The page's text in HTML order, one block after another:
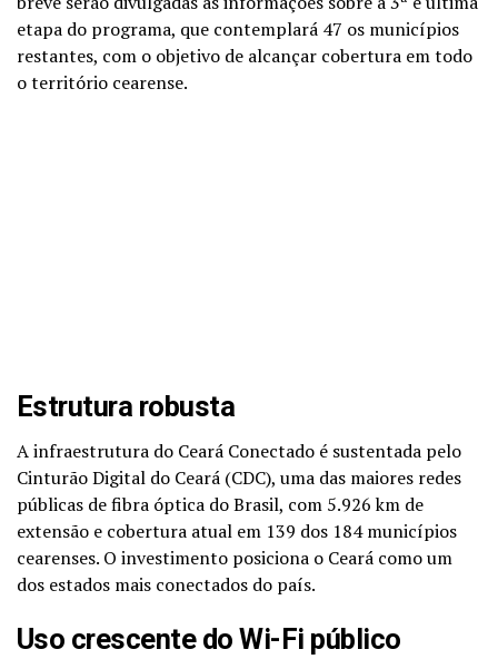
etapa do programa, que contemplará 47 os municípios
restantes, com o objetivo de alcançar cobertura em todo
o território cearense.
Estrutura robusta
A infraestrutura do Ceará Conectado é sustentada pelo
Cinturão Digital do Ceará (CDC), uma das maiores redes
públicas de fibra óptica do Brasil, com 5.926 km de
extensão e cobertura atual em 139 dos 184 municípios
cearenses. O investimento posiciona o Ceará como um
dos estados mais conectados do país.
Uso crescente do Wi-Fi público